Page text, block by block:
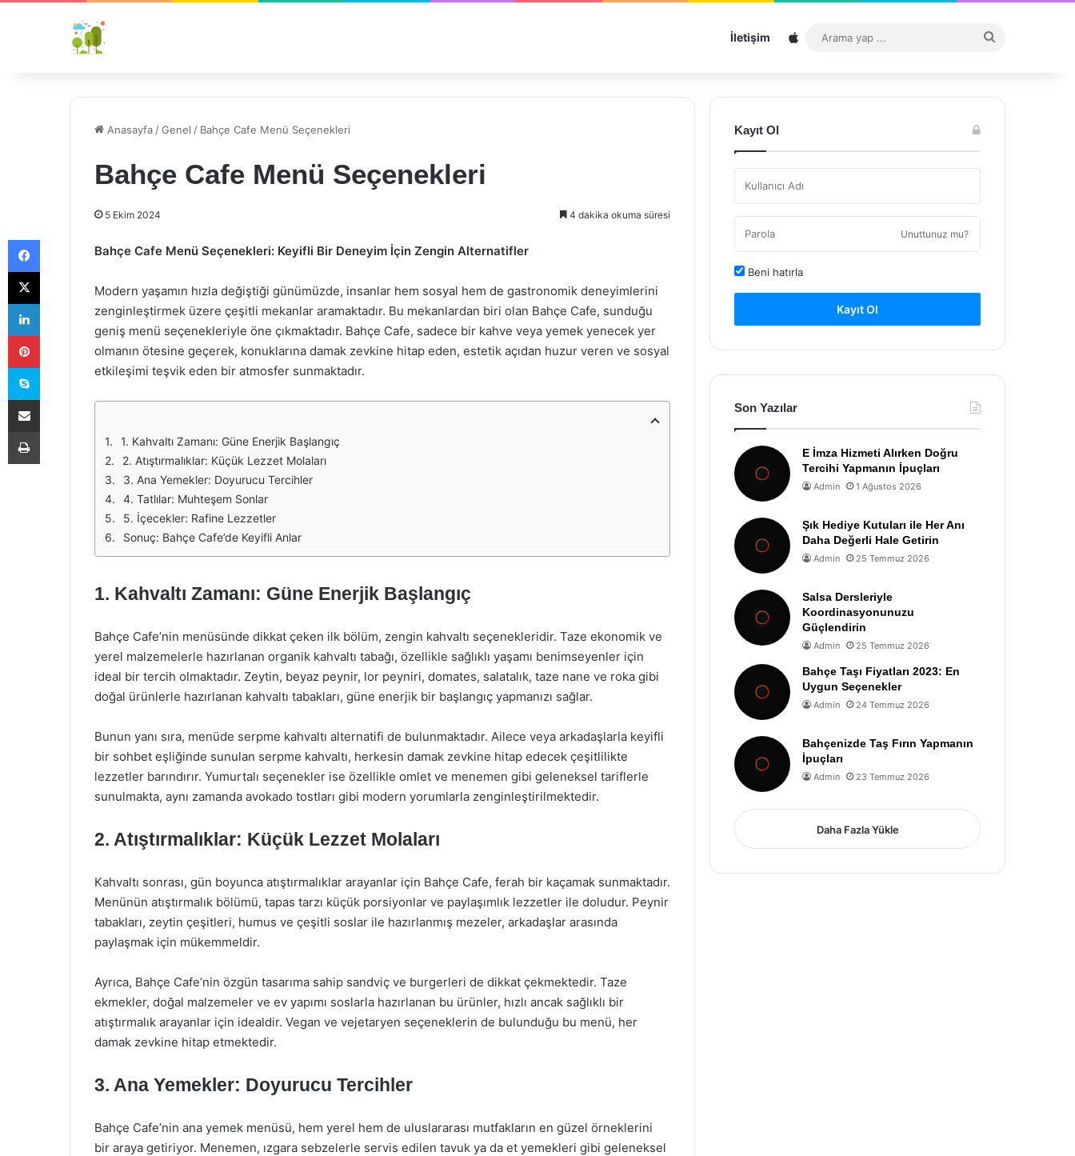
İletişim Sitemap
...
Anasayfa /Genel / Bahçe Cafe Menü Seçenekleri
Bahçe Cafe Menü Seçenekleri
5 Ekim 2024 4 dakika okuma süresi
Bahçe Cafe Menü Seçenekleri: Keyifli Bir Deneyim İçin Zengin Alternatifler
Modern yaşamın hızla değiştiği günümüzde, insanlar hem sosyal hem de gastronomik deneyimlerini
zenginleştirmek üzere çeşitli mekanlar aramaktadır. Bu mekanlardan biri olan Bahçe Cafe, sunduğu
geniş menü seçenekleriyle öne çıkmaktadır. Bahçe Cafe, sadece bir kahve veya yemek yenecek yer
olmanın ötesine geçerek, konuklarına damak zevkine hitap eden, estetik açıdan huzur veren ve sosyal
etkileşimi teşvik eden bir atmosfer sunmaktadır.
1. Kahvaltı Zamanı: Güne Enerjik Başlangıç
2. Atıştırmalıklar: Küçük Lezzet Molaları
3. Ana Yemekler: Doyurucu Tercihler
4. Tatlılar: Muhteşem Sonlar
5. İçecekler: Rafine Lezzetler
Sonuç: Bahçe Cafe’de Keyifli Anlar
1. Kahvaltı Zamanı: Güne Enerjik Başlangıç
Bahçe Cafe’nin menüsünde dikkat çeken ilk bölüm, zengin kahvaltı seçenekleridir. Taze ekonomik ve
yerel malzemelerle hazırlanan organik kahvaltı tabağı, özellikle sağlıklı yaşamı benimseyenler için
ideal bir tercih olmaktadır. Zeytin, beyaz peynir, lor peyniri, domates, salatalık, taze nane ve roka gibi
doğal ürünlerle hazırlanan kahvaltı tabakları, güne enerjik bir başlangıç yapmanızı sağlar.
Bunun yanı sıra, menüde serpme kahvaltı alternatifi de bulunmaktadır. Ailece veya arkadaşlarla keyifli
bir sohbet eşliğinde sunulan serpme kahvaltı, herkesin damak zevkine hitap edecek çeşitlilikte
lezzetler barındırır. Yumurtalı seçenekler ise özellikle omlet ve menemen gibi geleneksel tariflerle
sunulmakta, aynı zamanda avokado tostları gibi modern yorumlarla zenginleştirilmektedir.
2. Atıştırmalıklar: Küçük Lezzet Molaları
Kahvaltı sonrası, gün boyunca atıştırmalıklar arayanlar için Bahçe Cafe, ferah bir kaçamak sunmaktadır.
Menünün atıştırmalık bölümü, tapas tarzı küçük porsiyonlar ve paylaşımlık lezzetler ile doludur. Peynir
tabakları, zeytin çeşitleri, humus ve çeşitli soslar ile hazırlanmış mezeler, arkadaşlar arasında
paylaşmak için mükemmeldir.
Ayrıca, Bahçe Cafe’nin özgün tasarıma sahip sandviç ve burgerleri de dikkat çekmektedir. Taze
ekmekler, doğal malzemeler ve ev yapımı soslarla hazırlanan bu ürünler, hızlı ancak sağlıklı bir
atıştırmalık arayanlar için idealdir. Vegan ve vejetaryen seçeneklerin de bulunduğu bu menü, her
damak zevkine hitap etmektedir.
3. Ana Yemekler: Doyurucu Tercihler
Bahçe Cafe’nin ana yemek menüsü, hem yerel hem de uluslararası mutfakların en güzel örneklerini
bir araya getiriyor. Menemen, ızgara sebzelerle servis edilen tavuk ya da et yemekleri gibi geleneksel
Kayıt Ol
Unuttunuz mu?
Beni hatırla
Kayıt Ol
Son Yazılar
E İmza Hizmeti Alırken Doğru
Tercihi Yapmanın İpuçları
Admin 1 Ağustos 2026
Şık Hediye Kutuları ile Her Anı
Daha Değerli Hale Getirin
Admin 25 Temmuz 2026
Salsa Dersleriyle
Koordinasyonunuzu
Güçlendirin
Admin 25 Temmuz 2026
Bahçe Taşı Fiyatları 2023: En
Uygun Seçenekler
Admin 24 Temmuz 2026
Bahçenizde Taş Fırın Yapmanın
İpuçları
Admin 23 Temmuz 2026
Daha Fazla Yükle
Facebook
X
LinkedIn
Pinterest
Skype
E-Posta ile paylaş